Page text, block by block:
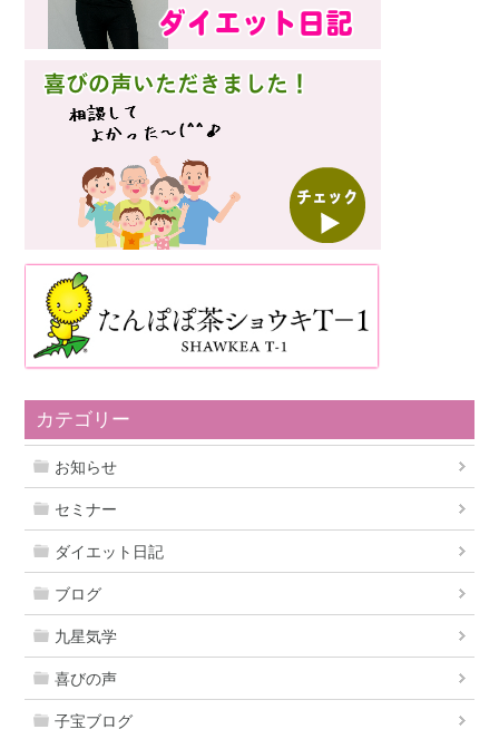
カテゴリー
お知らせ
セミナー
ダイエット日記
ブログ
九星気学
喜びの声
子宝ブログ